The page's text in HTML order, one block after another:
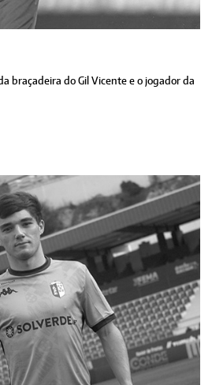
braçadeira do Gil Vicente e o jogador da